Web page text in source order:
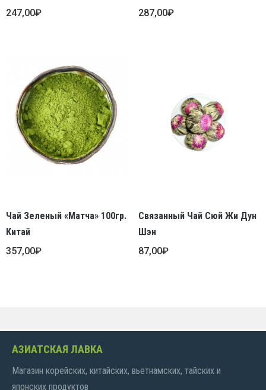
247,00₽
287,00₽
Чай Зеленый «Матча» 100гр.
Китай
357,00₽
Связанный Чай Сюй Жи Дун
Шэн
87,00₽
АЗИАТСКАЯ ЛАВКА
Магазин корейских, китайских, вьетнамских, тайских и
японских продуктов